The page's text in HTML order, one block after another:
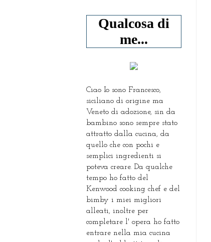
Qualcosa di
me...
Ciao Io sono Francesco,
siciliano di origine ma
Veneto di adozione, sin da
bambino sono sempre stato
attratto dalla cucina, da
quello che con pochi e
semplici ingredienti si
poteva creare. Da qualche
tempo ho fatto del
Kenwood cooking chef e del
bimby i miei migliori
alleati, inoltre per
completare l' opera ho fatto
entrare nella mia cucina